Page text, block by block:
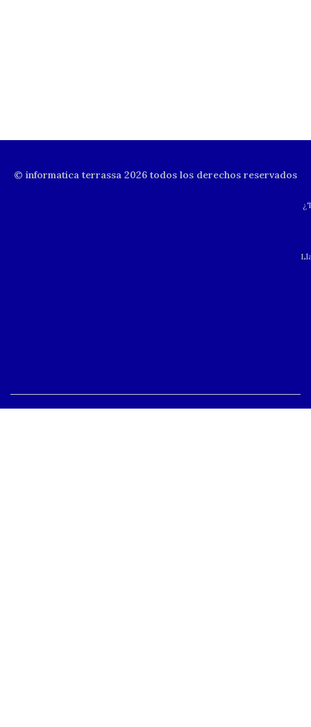
© informatica terrassa 2026 todos los derechos reservados